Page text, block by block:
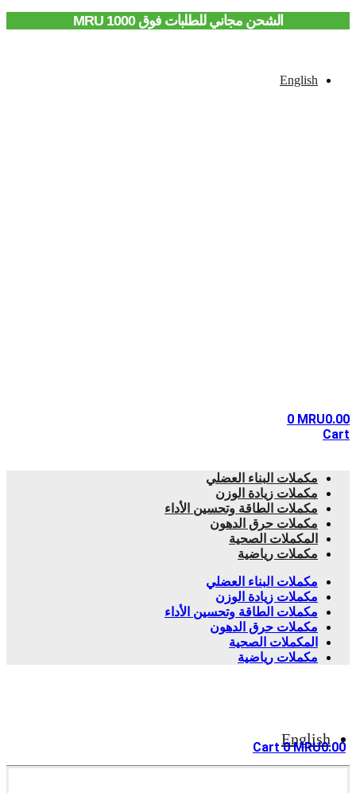
الشحن مجاني للطلبات فوق 1000 MRU
English
MRU0.00
0
Cart
مكملات البناء العضلي
مكملات زيادة الوزن
مكملات الطاقة وتحسين الأداء
مكملات حرق الدهون
المكملات الصحية
مكملات رياضية
مكملات البناء العضلي
مكملات زيادة الوزن
مكملات الطاقة وتحسين الأداء
مكملات حرق الدهون
المكملات الصحية
مكملات رياضية
English
MRU0.00
0
Cart